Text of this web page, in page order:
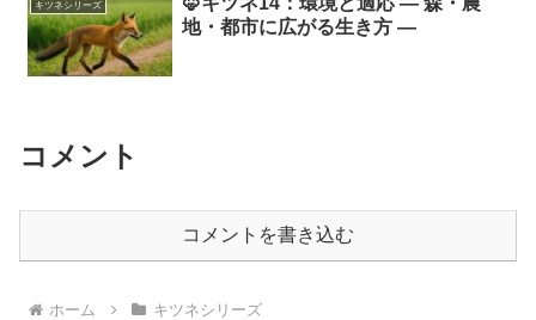
キツネシリーズ
地・都市に広がる生き方 ―
コメント
コメントを書き込む
ホーム キツネシリーズ